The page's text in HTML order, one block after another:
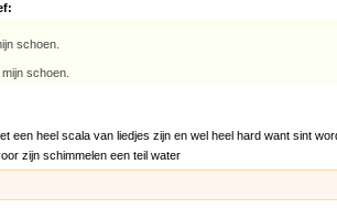
schoen.
schoen.
een heel scala van liedjes zijn en wel heel hard want sint
zijn schimmelen een teil water